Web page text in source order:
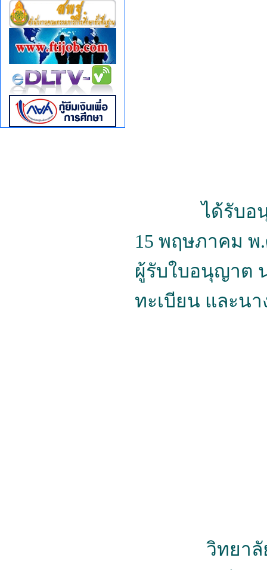
ได้รับอนุญา
15 พฤษภาคม พ
ผู้รับใบอนุญาต
ทะเบียน และน
วิทยาลัยเท